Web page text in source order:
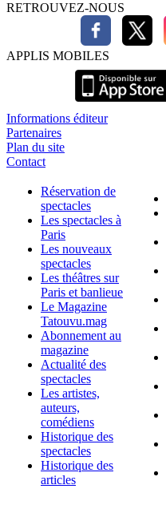
RETROUVEZ-NOUS
APPLIS MOBILES
Informations éditeur
Partenaires
Plan du site
Contact
Réservation de
spectacles
Les spectacles à
Paris
Les nouveaux
spectacles
Les théâtres sur
Paris et banlieue
Le Magazine
Tatouvu.mag
Abonnement au
magazine
Actualité des
spectacles
Les artistes,
auteurs,
comédiens
Historique des
spectacles
Historique des
articles